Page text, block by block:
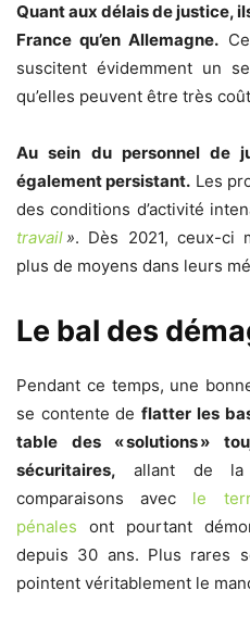
Quant aux délais de justice,
France qu’en Allemagne.
suscitent évidemment un
qu’elles peuvent être très
Au sein du personnel de
également persistant. Les
des conditions d’activité
travail». Dès 2021, ceux-ci
plus de moyens dans leurs
Le bal des
Pendant ce temps, une
se contente deflatter les
table des « solutions »
sécuritaires, allant de
comparaisons avec le
pénales ont pourtant
depuis 30 ans. Plus rares
pointent véritablement le